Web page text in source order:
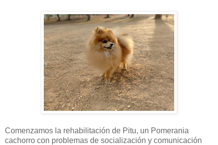
Comenzamos la rehabilitación de Pitu, un Pomerania
cachorro con problemas de socialización y comunicación